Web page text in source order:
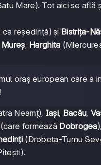
Mare). Tot aici se află
ca reședință) și Bistrița-
Mureș, Harghita
oraș european care a
Neamț), Iași, Bacău,
(care formează Dobrogea),
(Drobeta-Turnu